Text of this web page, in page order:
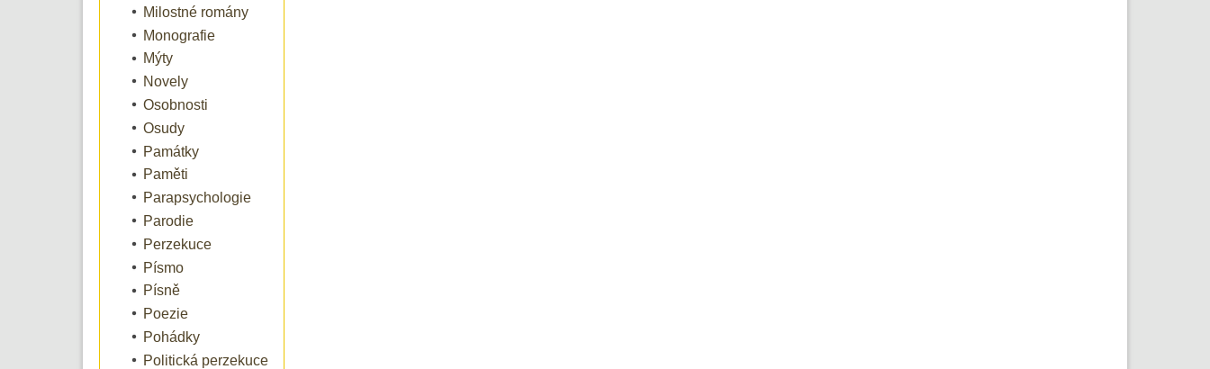
Milostné romány
Monografie
Mýty
Novely
Osobnosti
Osudy
Památky
Paměti
Parapsychologie
Parodie
Perzekuce
Písmo
Písně
Poezie
Pohádky
Politická perzekuce